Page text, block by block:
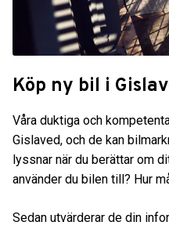
Köp ny bil i
Våra duktiga och
Gislaved, och de kan
lyssnar när du berättar om
använder du bilen till? Hur
Sedan utvärderar de din